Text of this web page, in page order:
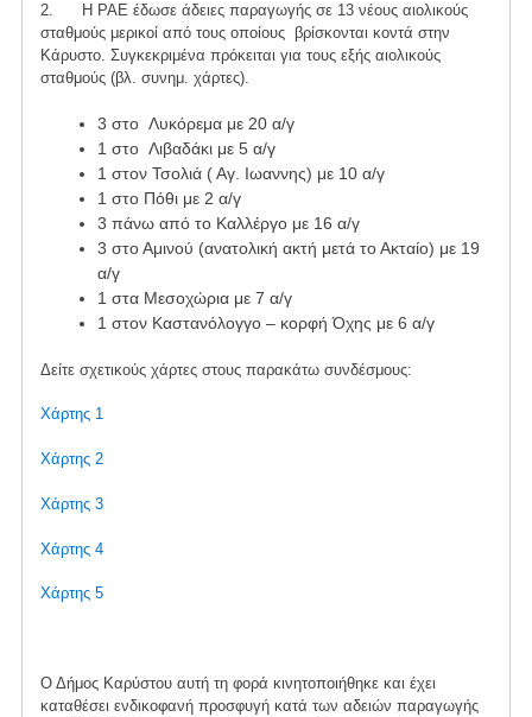
2. Η ΡΑΕ έδωσε άδειες παραγωγής σε 13 νέους αιολικούς
σταθμούς μερικοί από τους οποίους βρίσκονται κοντά στην
Κάρυστο. Συγκεκριμένα πρόκειται για τους εξής αιολικούς
σταθμούς (βλ. συνημ. χάρτες).
3 στο Λυκόρεμα με 20 α/γ
1 στο Λιβαδάκι με 5 α/γ
1 στον Τσολιά ( Αγ. Ιωαννης) με 10 α/γ
1 στο Πόθι με 2 α/γ
3 πάνω από το Καλλέργο με 16 α/γ
3 στο Αμινού (ανατολική ακτή μετά το Ακταίο) με 19
α/γ
1 στα Μεσοχώρια με 7 α/γ
1 στον Καστανόλογγο – κορφή Όχης με 6 α/γ
Δείτε σχετικούς χάρτες στους παρακάτω συνδέσμους:
Χάρτης 1
Χάρτης 2
Χάρτης 3
Χάρτης 4
Χάρτης 5
Ο Δήμος Καρύστου αυτή τη φορά κινητοποιήθηκε και έχει
καταθέσει ενδικοφανή προσφυγή κατά των αδειών παραγωγής